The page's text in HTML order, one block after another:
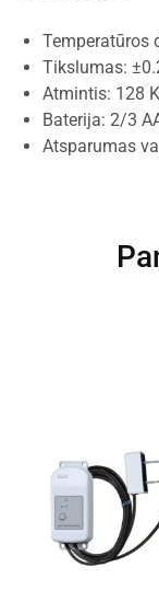
Temperatūros
Tikslumas:
Atmintis: 128
Baterija: 2/3
Atsparumas